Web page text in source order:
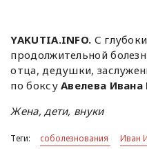
YAKUTIA.INFO. С
продолжительной
отца, дедушки,
по боксуАвелева
Жена, дети, внуки
Теги: соболезнования Иван